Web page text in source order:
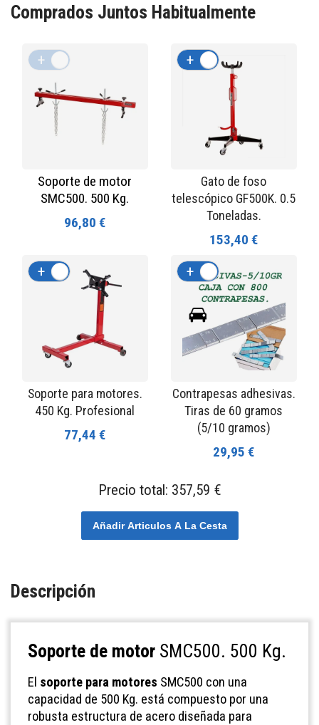
Comprados Juntos Habitualmente
Soporte de motor
SMC500. 500 Kg.
96,80 €
+
Gato de foso
telescópico GF500K. 0.5
Toneladas.
153,40 €
+
Soporte para motores.
450 Kg. Profesional
77,44 €
+ -
Contrapesas adhesivas.
Tiras de 60 gramos
(5/10 gramos)
29,95 €
+ -
Precio total: 357,59 €
Añadir Articulos A La Cesta
Descripción
Soporte de motor SMC500. 500 Kg.
El soporte para motores SMC500 con una
capacidad de 500 Kg. está compuesto por una
robusta estructura de acero diseñada para